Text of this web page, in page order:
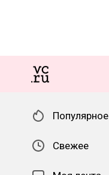
Популярное
Свежее